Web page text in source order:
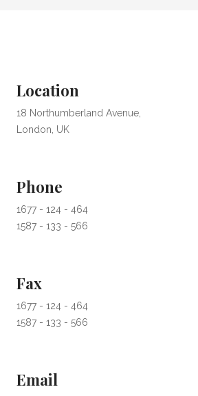
Location
18 Northumberland Avenue,
London, UK
Phone
1677 - 124 - 464
1587 - 133 - 566
Fax
1677 - 124 - 464
1587 - 133 - 566
Email